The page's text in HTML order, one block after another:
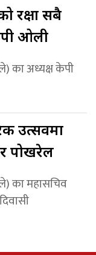
रक्षा सबै
ओली
का अध्यक्ष केपी
उत्सवमा
पोखरेल
का महासचिव